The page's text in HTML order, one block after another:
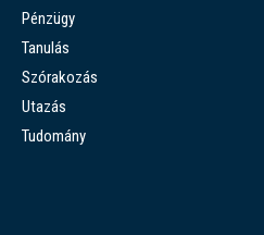
Pénzügy
Tanulás
Szórakozás
Utazás
Tudomány